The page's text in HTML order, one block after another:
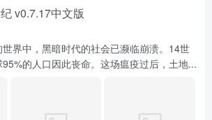
v0.7.17中文版
界中，黑暗时代的社会已濒临崩溃。14世
的人口因此丧命。这场瘟疫过后，土地...